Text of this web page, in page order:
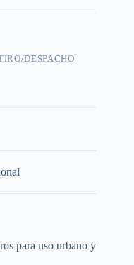
DESPACHO
para uso urbano y